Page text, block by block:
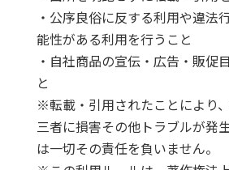
・公序良俗に反する利用や違法
能性がある利用を行うこと
・自社商品の宣伝・広告・販促
と
※転載・引用されたことにより
三者に損害その他トラブルが発
は一切その責任を負いません。